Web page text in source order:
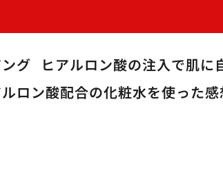
グ
ヒアルロン酸の注入で肌に
ルロン酸配合の化粧水を使った感